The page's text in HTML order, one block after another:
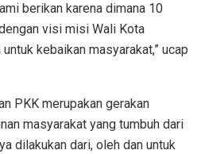
berikan karena dimana 10
visi misi Wali Kota
kebaikan masyarakat,” ucap
PKK merupakan gerakan
masyarakat yang tumbuh dari
dilakukan dari, oleh dan untuk